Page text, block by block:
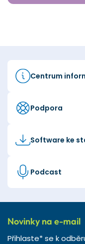
Centrum
Podpora
Software ke
Podcast
Novinky na e-mail
Přihlaste* se k